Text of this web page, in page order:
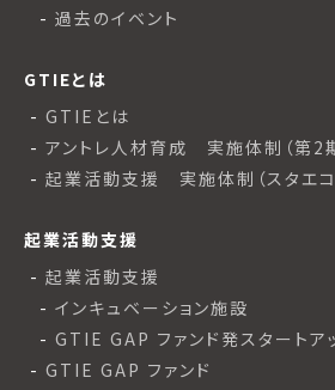
過去のイベント
GTIEとは
GTIEとは
アントレ人材育成 実施体制（第2
起業活動支援 実施体制（スタエコ
起業活動支援
起業活動支援
インキュベーション施設
GTIE GAP ファンド発スタートア
GTIE GAP ファンド